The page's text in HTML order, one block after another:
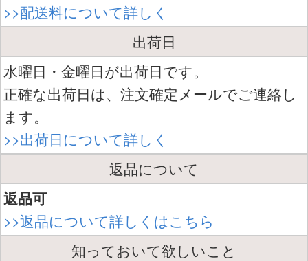
>>配送料について詳しく
出荷日
水曜日・金曜日が出荷日です。
正確な出荷日は、注文確定メールでご連絡し
ます。
>>出荷日について詳しく
返品について
返品可
>>返品について詳しくはこちら
知っておいて欲しいこと